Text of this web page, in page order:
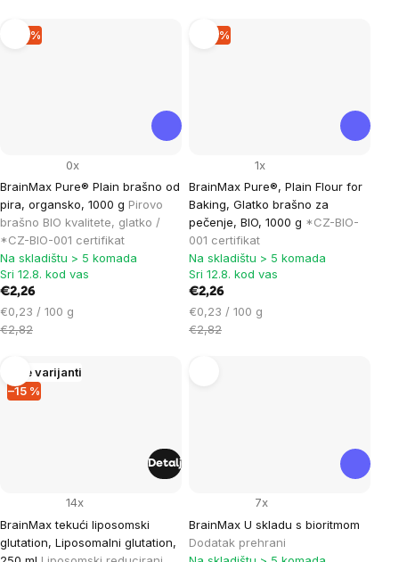
–19 %
BrainMax Pure® Plain brašno od
pira, organsko, 1000 g Pirovo
brašno BIO kvalitete, glatko /
*CZ-BIO-001 certifikat
0x
Na skladištu > 5 komada
Sri 12.8. kod vas
€2,26
Cijena
mjere:
€0,23 / 100 g
€2,82
–19 %
BrainMax Pure®, Plain Flour for
Baking, Glatko brašno za
pečenje, BIO, 1000 g *CZ-BIO-
001 certifikat
1x
Na skladištu > 5 komada
Sri 12.8. kod vas
€2,26
Cijena
mjere:
€0,23 / 100 g
€2,82
–15 %
Više varijanti
BrainMax tekući liposomski
glutation, Liposomalni glutation,
14x
Detalj
BrainMax U skladu s bioritmom
Dodatak prehrani
7x